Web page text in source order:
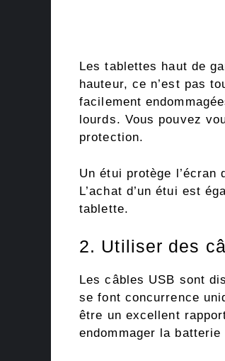
Les tablettes haut de
hauteur, ce n’est pas
facilement
lourds. Vous pouvez
protection.
Un étui protège l’écran
L’achat d’un étui est
tablette.
2. Utiliser des
Les câbles USB sont
se font concurrence
être un excellent
endommager la